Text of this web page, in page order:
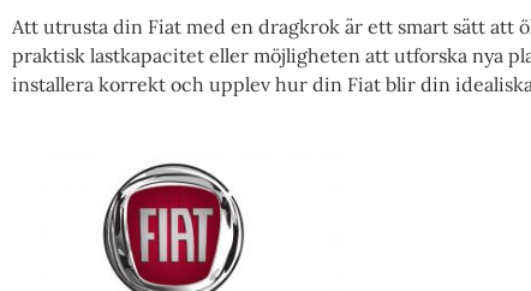
Att utrusta din Fiat med en dragkrok är ett smart sätt att
praktisk lastkapacitet eller möjligheten att utforska nya
installera korrekt och upplev hur din Fiat blir din